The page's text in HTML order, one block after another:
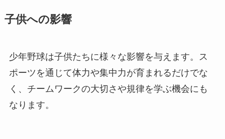
子供への影響
少年野球は子供たちに様々な影響を与えます。ス
ポーツを通じて体力や集中力が育まれるだけでな
く、チームワークの大切さや規律を学ぶ機会にも
なります。